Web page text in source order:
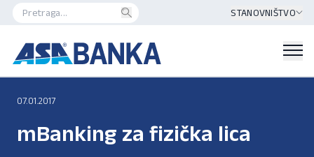
STANOVNIŠTVO
07.01.2017
mBanking za fizička lica